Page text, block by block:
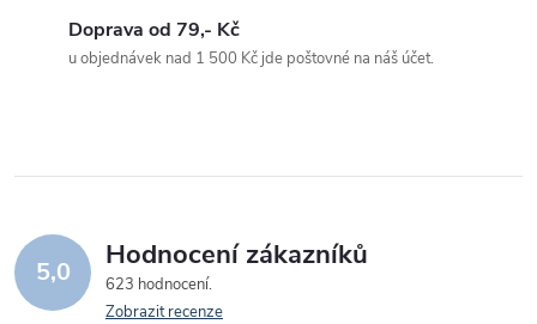
v
k
y
Doprava od 79,- Kč
u objednávek nad 1 500 Kč jde poštovné na náš účet.
5,0 Hodnocení zákazníků
623 hodnocení
Zobrazit recenze